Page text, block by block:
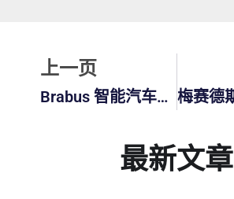
上一页
Brabus 智能汽车：紧凑型豪华车与强劲动力的完美结合
最新文章